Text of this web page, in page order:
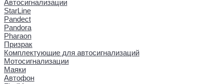
Автосигнализации
StarLine
Pandect
Pandora
Pharaon
Призрак
Комплектующие для автосигнализаций
Мотосигнализации
Маяки
Автофон